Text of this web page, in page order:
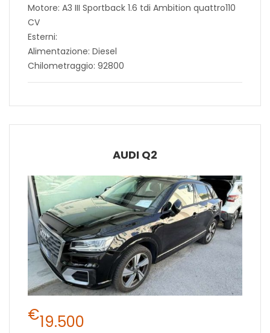
Motore: A3 III Sportback 1.6 tdi Ambition quattro110
CV
Esterni:
Alimentazione: Diesel
Chilometraggio: 92800
AUDI Q2
€19.500